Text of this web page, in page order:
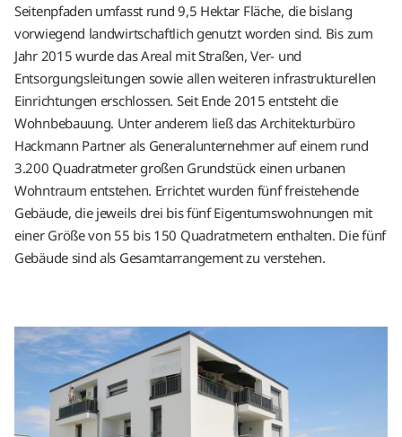
Seitenpfaden umfasst rund 9,5 Hektar Fläche, die bislang
vorwiegend landwirtschaftlich genutzt worden sind. Bis zum
Jahr 2015 wurde das Areal mit Straßen, Ver- und
Entsorgungsleitungen sowie allen weiteren infrastrukturellen
Einrichtungen erschlossen. Seit Ende 2015 entsteht die
Wohnbebauung. Unter anderem ließ das Architekturbüro
Hackmann Partner als Generalunternehmer auf einem rund
3.200 Quadratmeter großen Grundstück einen urbanen
Wohntraum entstehen. Errichtet wurden fünf freistehende
Gebäude, die jeweils drei bis fünf Eigentumswohnungen mit
einer Größe von 55 bis 150 Quadratmetern enthalten. Die fünf
Gebäude sind als Gesamtarrangement zu verstehen.